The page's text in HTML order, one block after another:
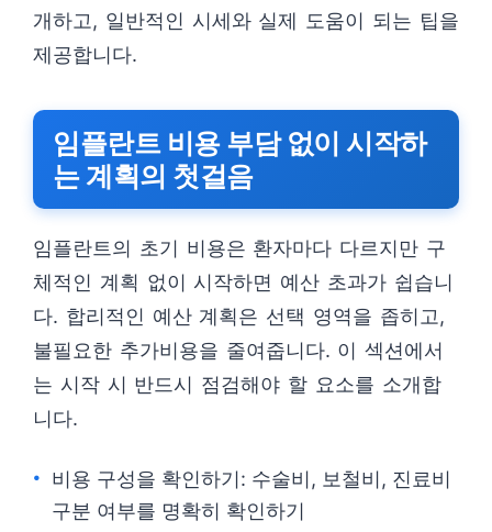
개하고, 일반적인 시세와 실제 도움이 되는 팁을
제공합니다.
임플란트 비용 부담 없이 시작하
는 계획의 첫걸음
임플란트의 초기 비용은 환자마다 다르지만 구
체적인 계획 없이 시작하면 예산 초과가 쉽습니
다. 합리적인 예산 계획은 선택 영역을 좁히고,
불필요한 추가비용을 줄여줍니다. 이 섹션에서
는 시작 시 반드시 점검해야 할 요소를 소개합
니다.
비용 구성을 확인하기: 수술비, 보철비, 진료비
구분 여부를 명확히 확인하기